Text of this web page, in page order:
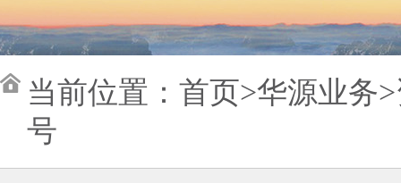
当前位置： 首页>华源业务>
号